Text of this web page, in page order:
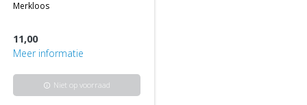
merkloos
11,00
Meer informatie
info Niet op voorraad